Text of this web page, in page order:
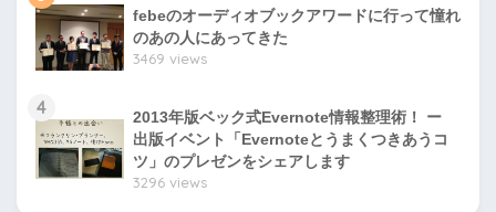
febeのオーディオブックアワードに行って憧れ
のあの人にあってきた
3469 views
4
2013年版ベック式Evernote情報整理術！ ー
出版イベント「Evernoteとうまくつきあうコ
ツ」のプレゼンをシェアします
3296 views